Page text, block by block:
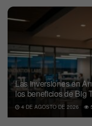
Las inversiones en
los beneficios de Big
4 DE AGOSTO DE 2026